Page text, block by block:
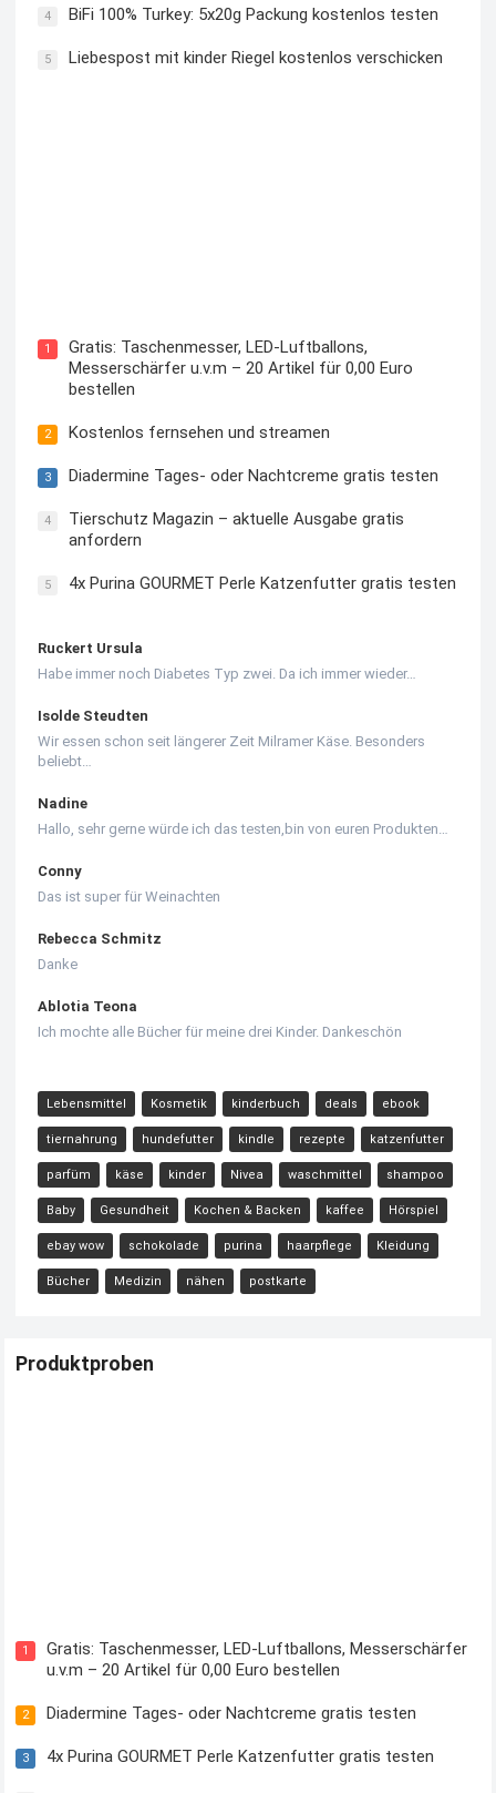
4 BiFi 100% Turkey: 5x20g Packung kostenlos testen
5 Liebespost mit kinder Riegel kostenlos verschicken
1
Gratis: Taschenmesser, LED-Luftballons,
Messerschärfer u.v.m – 20 Artikel für 0,00 Euro
bestellen
2 Kostenlos fernsehen und streamen
3 Diadermine Tages- oder Nachtcreme gratis testen
4
Tierschutz Magazin – aktuelle Ausgabe gratis
anfordern
5 4x Purina GOURMET Perle Katzenfutter gratis testen
Ruckert Ursula
Habe immer noch Diabetes Typ zwei. Da ich immer wieder…
Isolde Steudten
Wir essen schon seit längerer Zeit Milramer Käse. Besonders
beliebt…
Nadine
Hallo, sehr gerne würde ich das testen,bin von euren Produkten…
Conny
Das ist super für Weinachten
Rebecca Schmitz
Danke
Ablotia Teona
Ich mochte alle Bücher für meine drei Kinder. Dankeschön
Lebensmittel Kosmetik kinderbuch deals ebook
tiernahrung hundefutter kindle rezepte katzenfutter
parfüm käse kinder Nivea waschmittel shampoo
Baby Gesundheit Kochen & Backen kaffee Hörspiel
ebay wow schokolade purina haarpflege Kleidung
Bücher Medizin nähen postkarte
Produktproben
1
Gratis: Taschenmesser, LED-Luftballons, Messerschärfer
u.v.m – 20 Artikel für 0,00 Euro bestellen
2 Diadermine Tages- oder Nachtcreme gratis testen
3 4x Purina GOURMET Perle Katzenfutter gratis testen